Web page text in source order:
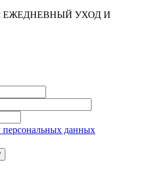
мл ЕЖЕДНЕВНЫЙ УХОД И
персональных данных